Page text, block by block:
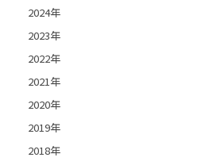
2024年
2023年
2022年
2021年
2020年
2019年
2018年